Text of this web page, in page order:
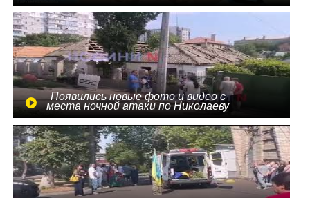
Появились новые фото и видео с
места ночной атаки по Николаеву